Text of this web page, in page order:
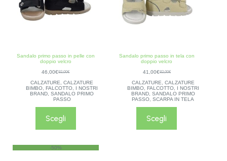
Sandalo primo passo in pelle con
doppio velcro
92,00€
46,00€
CALZATURE,CALZATURE
BIMBO, FALCOTTO,
I NOSTRI
BRAND,SANDALO PRIMO
PASSO
Scegli
Sandalo primo passo in tela con
doppio velcro
82,00€
41,00€
CALZATURE, CALZATURE
BIMBO, FALCOTTO,
I NOSTRI
BRAND, SANDALO PRIMO
PASSO,SCARPA IN TELA
Scegli
-50%